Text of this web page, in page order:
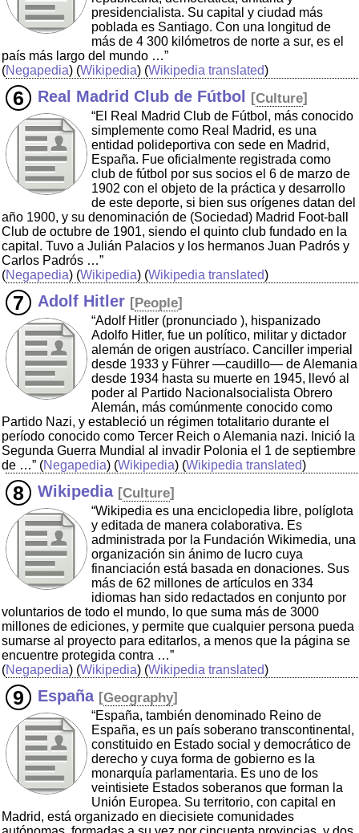
presidencialista. Su capital y ciudad más
poblada es Santiago. Con una longitud de
más de 4 300 kilómetros de norte a sur, es el
país más largo del mundo …”
(Negapedia) (Wikipedia) (Wikipedia translated)
Real Madrid Club de Fútbol [Culture]
“El Real Madrid Club de Fútbol, más conocido
simplemente como Real Madrid, es una
entidad polideportiva con sede en Madrid,
España. Fue oficialmente registrada como
club de fútbol por sus socios el 6 de marzo de
1902 con el objeto de la práctica y desarrollo
de este deporte, si bien sus orígenes datan del
año 1900, y su denominación de (Sociedad) Madrid Foot-ball
Club de octubre de 1901, siendo el quinto club fundado en la
capital. Tuvo a Julián Palacios y los hermanos Juan Padrós y
Carlos Padrós …”
(Negapedia) (Wikipedia) (Wikipedia translated)
Adolf Hitler [People]
“Adolf Hitler (pronunciado ), hispanizado
Adolfo Hitler, fue un político, militar y dictador
alemán de origen austríaco. Canciller imperial
desde 1933 y Führer —caudillo— de Alemania
desde 1934 hasta su muerte en 1945, llevó al
poder al Partido Nacionalsocialista Obrero
Alemán, más comúnmente conocido como
Partido Nazi, y estableció un régimen totalitario durante el
período conocido como Tercer Reich o Alemania nazi. Inició la
Segunda Guerra Mundial al invadir Polonia el 1 de septiembre
de …” (Negapedia) (Wikipedia) (Wikipedia translated)
Wikipedia [Culture]
“Wikipedia es una enciclopedia libre, políglota
y editada de manera colaborativa. Es
administrada por la Fundación Wikimedia, una
organización sin ánimo de lucro cuya
financiación está basada en donaciones. Sus
más de 62 millones de artículos en 334
idiomas han sido redactados en conjunto por
voluntarios de todo el mundo, lo que suma más de 3000
millones de ediciones, y permite que cualquier persona pueda
sumarse al proyecto para editarlos, a menos que la página se
encuentre protegida contra …”
(Negapedia) (Wikipedia) (Wikipedia translated)
España [Geography]
“España, también denominado Reino de
España, es un país soberano transcontinental,
constituido en Estado social y democrático de
derecho y cuya forma de gobierno es la
monarquía parlamentaria. Es uno de los
veintisiete Estados soberanos que forman la
Unión Europea. Su territorio, con capital en
Madrid, está organizado en diecisiete comunidades